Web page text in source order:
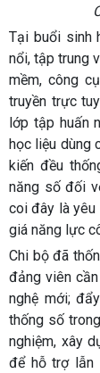
Tại buổi sinh
nổi, tập trung
mềm, công
truyền trực
lớp tập huấn
học liệu dùng
kiến đều
năng số đối
coi đây là yêu
giá năng lực
Chi bộ đã
đảng viên
nghệ mới;
thống số
nghiệm, xây
để hỗ trợ lẫn